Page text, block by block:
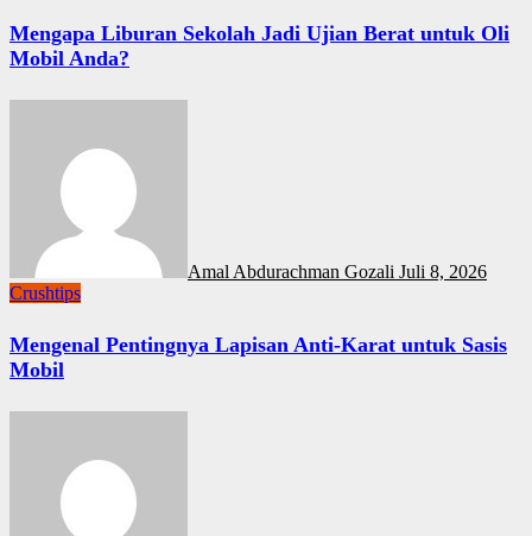
Mengapa Liburan Sekolah Jadi Ujian Berat untuk Oli
Mobil Anda?
Amal Abdurachman Gozali Juli 8, 2026
Crushtips
Mengenal Pentingnya Lapisan Anti-Karat untuk Sasis
Mobil